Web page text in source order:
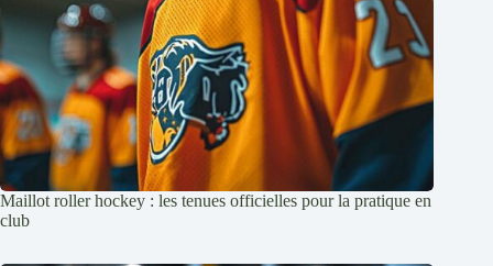
Maillot roller hockey : les tenues officielles pour la pratique en
club